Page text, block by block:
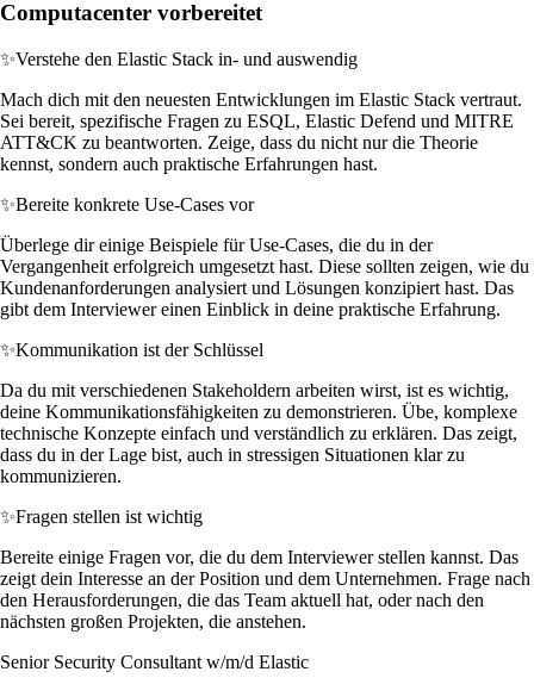
Computacenter vorbereitet
✨Verstehe den Elastic Stack in- und auswendig
Mach dich mit den neuesten Entwicklungen im Elastic Stack vertraut.
Sei bereit, spezifische Fragen zu ESQL, Elastic Defend und MITRE
ATT&CK zu beantworten. Zeige, dass du nicht nur die Theorie
kennst, sondern auch praktische Erfahrungen hast.
✨Bereite konkrete Use-Cases vor
Überlege dir einige Beispiele für Use-Cases, die du in der
Vergangenheit erfolgreich umgesetzt hast. Diese sollten zeigen, wie du
Kundenanforderungen analysiert und Lösungen konzipiert hast. Das
gibt dem Interviewer einen Einblick in deine praktische Erfahrung.
✨Kommunikation ist der Schlüssel
Da du mit verschiedenen Stakeholdern arbeiten wirst, ist es wichtig,
deine Kommunikationsfähigkeiten zu demonstrieren. Übe, komplexe
technische Konzepte einfach und verständlich zu erklären. Das zeigt,
dass du in der Lage bist, auch in stressigen Situationen klar zu
kommunizieren.
✨Fragen stellen ist wichtig
Bereite einige Fragen vor, die du dem Interviewer stellen kannst. Das
zeigt dein Interesse an der Position und dem Unternehmen. Frage nach
den Herausforderungen, die das Team aktuell hat, oder nach den
nächsten großen Projekten, die anstehen.
Senior Security Consultant w/m/d Elastic